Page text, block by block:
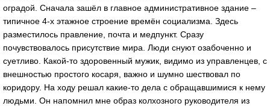
оградой. Сначала зашёл в главное административное здание –
типичное 4-х этажное строение времён социализма. Здесь
разместилось правление, почта и медпункт. Сразу
почувствовалось присутствие мира. Люди снуют озабоченно и
суетливо. Какой-то здоровенный мужик, видимо из управленцев, с
внешностью простого косаря, важно и шумно шествовал по
коридору. На ходу решал какие-то дела с обращавшимися к нему
людьми. Он напомнил мне образ колхозного руководителя из